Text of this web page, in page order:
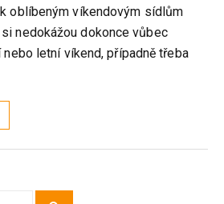
oblíbeným víkendovým sídlům
nedokážou dokonce vůbec
letní víkend, případně třeba